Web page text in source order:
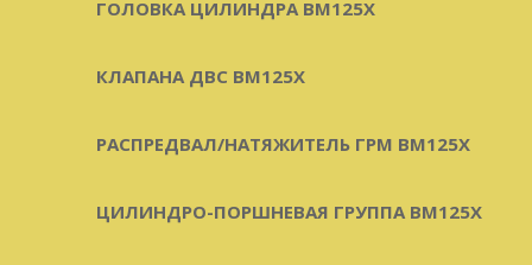
ГОЛОВКА ЦИЛИНДРА BM125X
КЛАПАНА ДВС BM125X
РАСПРЕДВАЛ/НАТЯЖИТЕЛЬ ГРМ BM125X
ЦИЛИНДРО-ПОРШНЕВАЯ ГРУППА BM125X